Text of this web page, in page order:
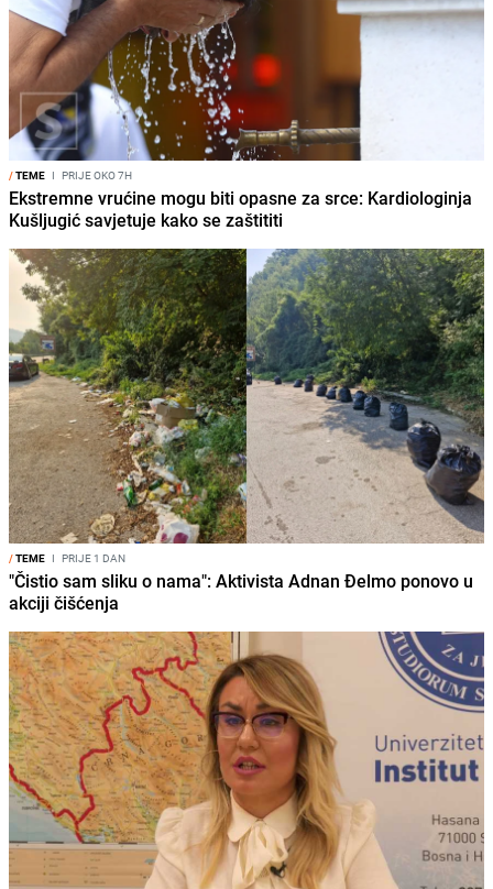
/TEME I PRIJE OKO 7H
Ekstremne vrućine mogu biti opasne za srce: Kardiologinja
Kušljugić savjetuje kako se zaštititi
/TEME I PRIJE 1 DAN
"Čistio sam sliku o nama": Aktivista Adnan Đelmo ponovo u
akciji čišćenja